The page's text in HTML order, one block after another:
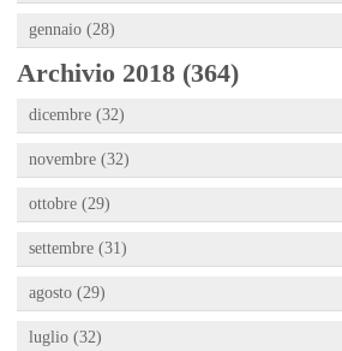
gennaio (28)
Archivio 2018 (364)
dicembre (32)
novembre (32)
ottobre (29)
settembre (31)
agosto (29)
luglio (32)